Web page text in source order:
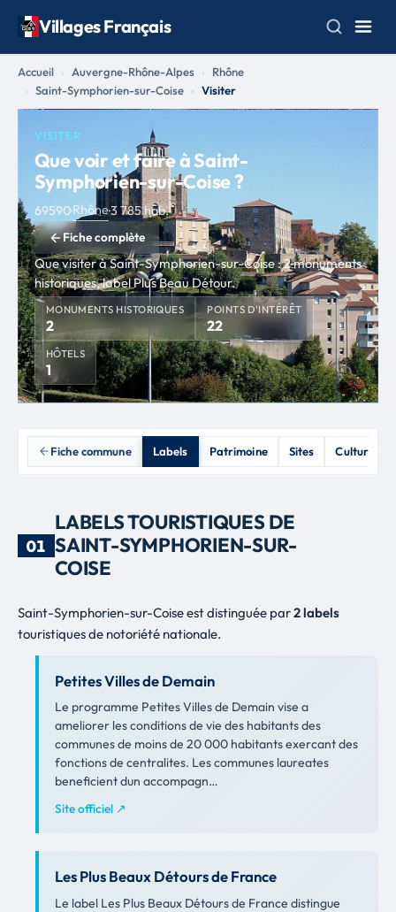
Villages Français
Accueil Auvergne-Rhône-Alpes
Rhône
Saint-Symphorien-sur-Coise
Visiter
VISITER
Que voir et faire à Saint-
Symphorien-sur-Coise ?
69590·Rhône·3 785 hab.
Fiche complète
Que visiter à Saint-Symphorien-sur-Coise : 2 monuments
historiques, label Plus Beau Détour.
MONUMENTS HISTORIQUES
2
POINTS D'INTÉRÊT
22
HÔTELS
1
Fiche commune Labels Patrimoine Sites Culture
01
LABELS TOURISTIQUES DE
SAINT-SYMPHORIEN-SUR-
COISE
Saint-Symphorien-sur-Coise est distinguée par2 labels
touristiques de notoriété nationale.
Petites Villes de Demain
Le programme Petites Villes de Demain vise a
ameliorer les conditions de vie des habitants des
communes de moins de 20 000 habitants exercant des
fonctions de centralites. Les communes laureates
beneficient dun accompagn…
Site officiel ↗
Les Plus Beaux Détours de France
Le label Les Plus Beaux Détours de France distingue